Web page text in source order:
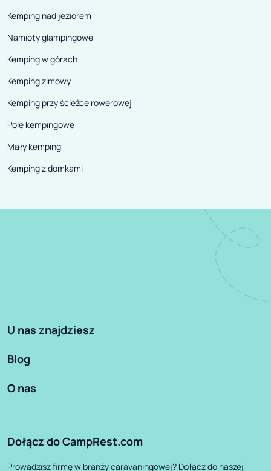
Kemping nad jeziorem
Namioty glampingowe
Kemping w górach
Kemping zimowy
Kemping przy ścieżce rowerowej
Pole kempingowe
Mały kemping
Kemping z domkami
U nas znajdziesz
Blog
O nas
Dołącz do CampRest.com
Prowadzisz firmę w branży caravaningowej? Dołącz do naszej